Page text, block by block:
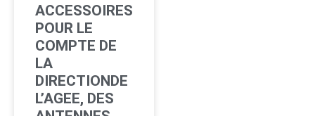
ACCESSOIRES
POUR LE
COMPTE DE
LA
DIRECTIONDE
L’AGEE, DES